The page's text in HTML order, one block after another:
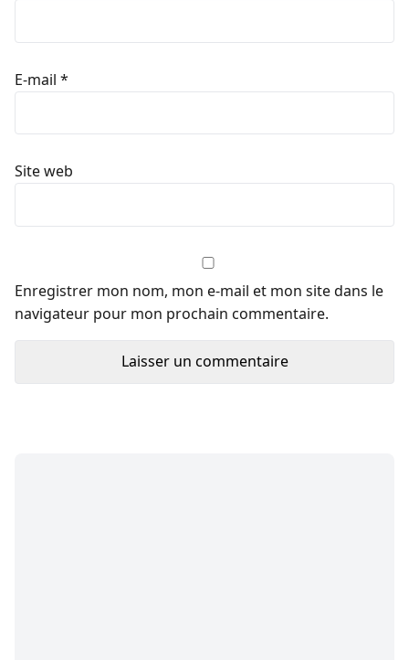
E-mail *
Site web
Enregistrer mon nom, mon e-mail et mon site dans le
navigateur pour mon prochain commentaire.